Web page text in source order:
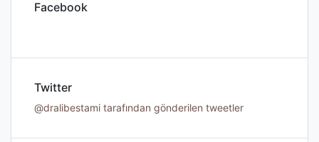
Facebook
Twitter
@dralibestami tarafından gönderilen tweetler